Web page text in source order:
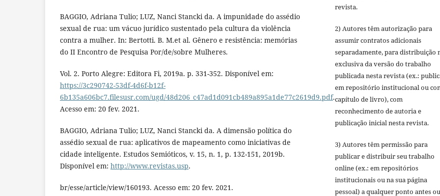
BAGGIO, Adriana Tulio; LUZ, Nanci Stancki da. A impunidade do assédio
sexual de rua: um vácuo jurídico sustentado pela cultura da violência
contra a mulher. In: Bertotti. B. M.et al. Gênero e resistência: memórias
do II Encontro de Pesquisa Por/de/sobre Mulheres.
Vol. 2. Porto Alegre: Editora Fi, 2019a. p. 331-352. Disponível em:
https://3c290742-53df-4d6f-b12f-
6b135a606bc7.filesusr.com/ugd/48d206_c47ad1d091cb489a895a1de77c2619d9.pdf.
Acesso em: 20 fev. 2021.
BAGGIO, Adriana Tulio; LUZ, Nanci Stancki da. A dimensão política do
assédio sexual de rua: aplicativos de mapeamento como iniciativas de
cidade inteligente. Estudos Semióticos, v. 15, n. 1, p. 132-151, 2019b.
Disponível em: http://www.revistas.usp.
br/esse/article/view/160193. Acesso em: 20 fev. 2021.
revista.
2) Autores têm autorização para
assumir contratos adicionais
separadamente, para distribuição
exclusiva da versão do trabalho
publicada nesta revista (ex.:
em repositório institucional ou
capítulo de livro), com
reconhecimento de autoria e
publicação inicial nesta revista.
3) Autores têm permissão para
publicar e distribuir seu trabalho
online (ex.: em repositórios
institucionais ou na sua página
pessoal) a qualquer ponto antes ou